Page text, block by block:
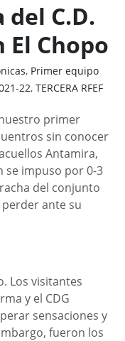
C.D.
El Chopo
, Primer equipo
22,TERCERA RFEF
primer
sin conocer
Antamira,
se impuso por 0-3
del conjunto
ante su
Los visitantes
y el CDG
sensaciones y
fueron los